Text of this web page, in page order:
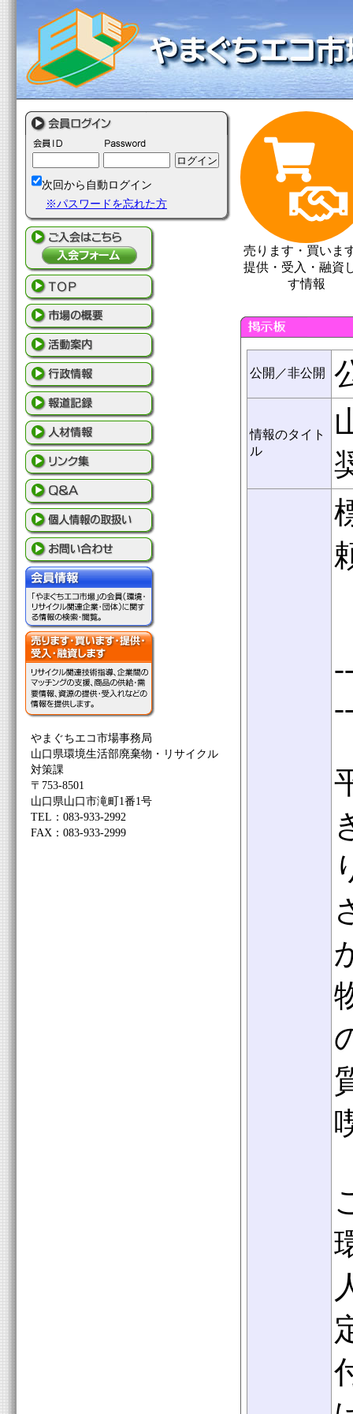
次回から自動ログイン
※パスワードを忘れた方
やまぐちエコ市場事務局
山口県環境生活部廃棄物・リサイクル
対策課
〒753-8501
山口県山口市滝町1番1号
TEL：083-933-2992
FAX：083-933-2999
売ります・買いま
提供・受入・融資
す情報
公開／非公開
情報のタイト
ル